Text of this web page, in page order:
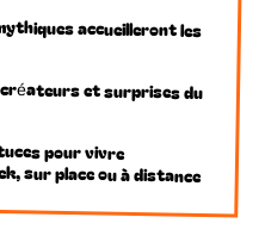
accueilleront les
et surprises du
pour vivre
sur place ou à distance